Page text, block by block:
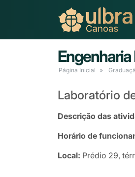
Página Inicial
Laboratório
Descrição das
Horário de
Local: Prédio 29,